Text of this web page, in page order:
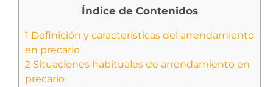
Índice de Contenidos
1 Definición y características del arrendamiento
en precario
2 Situaciones habituales de arrendamiento en
precario